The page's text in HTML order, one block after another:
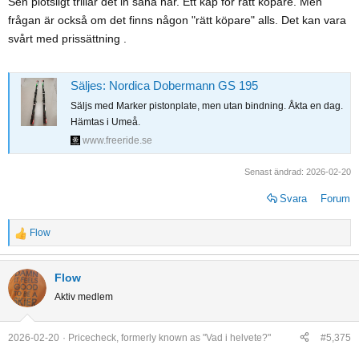
s
:
frågan är också om det finns någon "rätt köpare" alls. Det kan vara
svårt med prissättning .
Säljes: Nordica Dobermann GS 195
Säljs med Marker pistonplate, men utan bindning. Åkta en dag.
Hämtas i Umeå.
www.freeride.se
Senast ändrad: 2026-02-20
Svara Forum
R
e
a
c
t
i
o
Flow
Flow
Aktiv medlem
2026-02-20 Pricecheck, formerly known as "Vad i helvete?" #5,375